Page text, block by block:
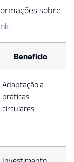
sobre
.
Benefício
Adaptação a
práticas
circulares